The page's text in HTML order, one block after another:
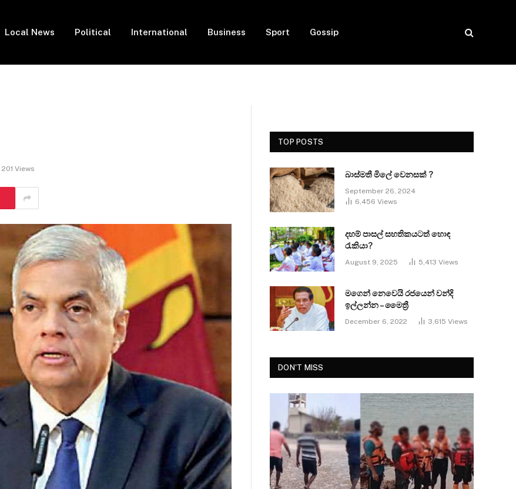
Local News Political International Business Sport Gossip
201 Views
TOP POSTS
බාස්මතී මිලේ වෙනසක් ?
September 26, 2024
6,456 Views
දහම් පාසල් සහතිකයටත් හොඳ
රැකියා?
August 9, 2025 5,413 Views
මගෙන් නෙවෙයි රජයෙන් වන්දි
ඉල්ලන්න – මෛත්‍රී
December 6, 2022 3,615 Views
DON'T MISS